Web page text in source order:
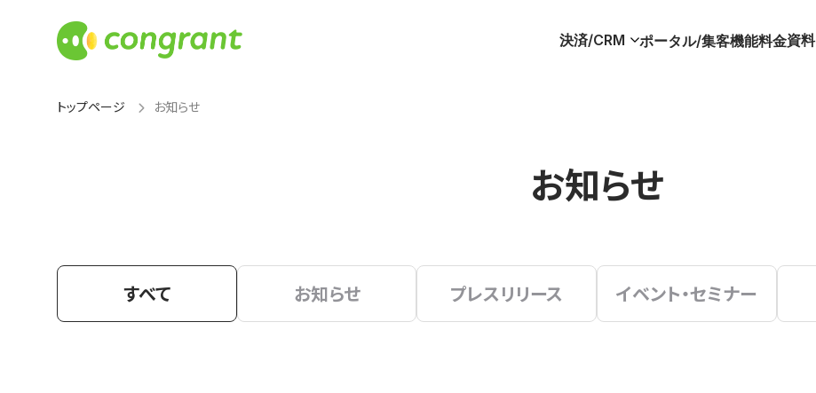
決済/CRM ポータル/集客機能料金資料
トップページ お知らせ
お知らせ
すべて お知らせ プレスリリース イベント・セミナー